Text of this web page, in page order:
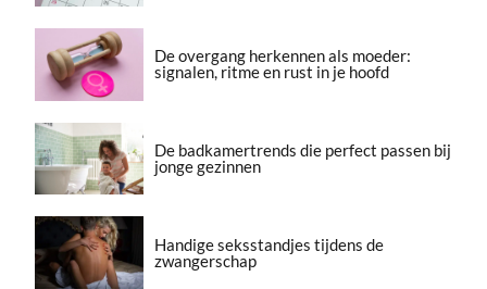
De overgang herkennen als moeder:
signalen, ritme en rust in je hoofd
De badkamertrends die perfect passen bij
jonge gezinnen
Handige seksstandjes tijdens de
zwangerschap